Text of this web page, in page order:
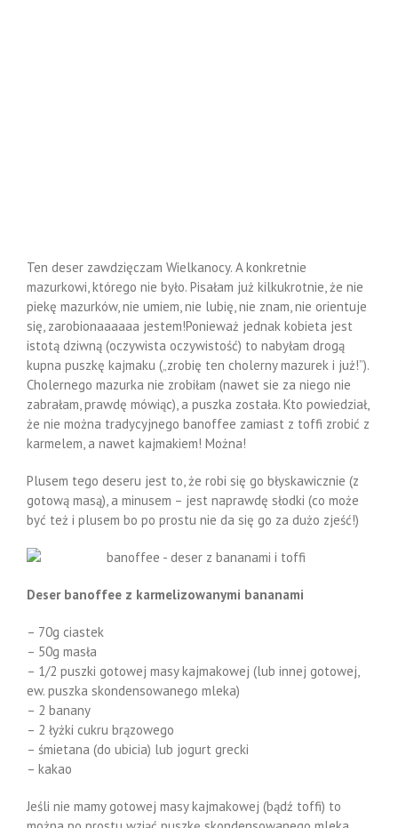
Ten deser zawdzięczam Wielkanocy. A konkretnie
mazurkowi, którego nie było. Pisałam już kilkukrotnie, że nie
piekę mazurków, nie umiem, nie lubię, nie znam, nie orientuje
się, zarobionaaaaaa jestem!Ponieważ jednak kobieta jest
istotą dziwną (oczywista oczywistość) to nabyłam drogą
kupna puszkę kajmaku („zrobię ten cholerny mazurek i już!”).
Cholernego mazurka nie zrobiłam (nawet sie za niego nie
zabrałam, prawdę mówiąc), a puszka została. Kto powiedział,
że nie można tradycyjnego banoffee zamiast z toffi zrobić z
karmelem, a nawet kajmakiem! Można!
Plusem tego deseru jest to, że robi się go błyskawicznie (z
gotową masą), a minusem – jest naprawdę słodki (co może
być też i plusem bo po prostu nie da się go za dużo zjeść!)
Deser banoffee z karmelizowanymi bananami
– 70g ciastek
– 50g masła
– 1/2 puszki gotowej masy kajmakowej (lub innej gotowej,
ew. puszka skondensowanego mleka)
– 2 banany
– 2 łyżki cukru brązowego
– śmietana (do ubicia) lub jogurt grecki
– kakao
Jeśli nie mamy gotowej masy kajmakowej (bądź toffi) to